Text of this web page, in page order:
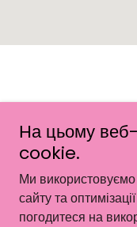
© 1999
На цьому веб-
cookie.
Ми
сайту та
погодитеся на